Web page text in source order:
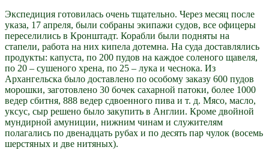
Экспедиция готовилась очень тщательно. Через месяц после
указа, 17 апреля, были собраны экипажи судов, все офицеры
переселились в Кронштадт. Корабли были подняты на
стапели, работа на них кипела дотемна. На суда доставлялись
продукты: капуста, по 200 пудов на каждое соленого щавеля,
по 20 – сушеного хрена, по 25 – лука и чеснока. Из
Архангельска было доставлено по особому заказу 600 пудов
морошки, заготовлено 30 бочек сахарной патоки, более 1000
ведер сбитня, 888 ведер сдвоенного пива и т. д. Мясо, масло,
уксус, сыр решено было закупить в Англии. Кроме двойной
мундирной амуниции, нижним чинам и служителям
полагались по двенадцать рубах и по десять пар чулок (восемь
шерстяных и две нитяных).